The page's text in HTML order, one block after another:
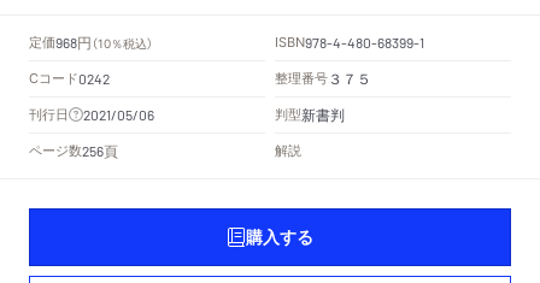
定価968円 （10％税込） ISBN978-4-480-68399-1
Cコード0242 整理番号 ３７５
刊行日 2021/05/06 判型新書判
ページ数256頁 解説
購入する